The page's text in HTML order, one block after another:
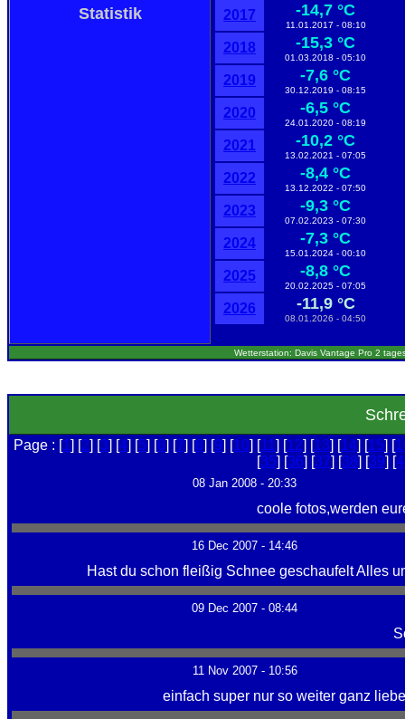
Statistik 2017 -14,7 °C
11.01.2017 - 08:10
2018 -15,3 °C
01.03.2018 - 05:10
2019 -7,6 °C
30.12.2019 - 08:15
2020 -6,5 °C
24.01.2020 - 08:19
2021 -10,2 °C
13.02.2021 - 07:05
2022 -8,4 °C
13.12.2022 - 07:50
2023 -9,3 °C
07.02.2023 - 07:30
2024 -7,3 °C
15.01.2024 - 00:10
2025 -8,8 °C
20.02.2025 - 07:05
2026 -11,9 °C
08.01.2026 - 04:50
Wetterstation: Davis Vantage Pro 2
Page : [1 ] [2] [3] [4] [5] [6] [7] [8] [9] [10] [11 ] [12] [13] [14] [15] [
[35] [36] [37] [38] [39] [
08 Jan 2008 - 20:33
coole fotos,werden
16 Dec 2007 - 14:46
Hast du schon fleißig Schnee geschaufelt Alles
09 Dec 2007 - 08:44
11 Nov 2007 - 10:56
einfach super nur so weiter ganz